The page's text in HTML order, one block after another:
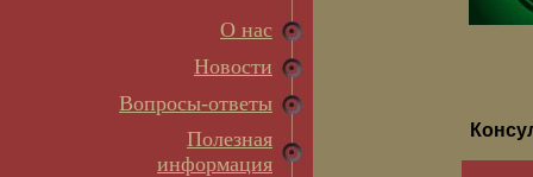
О нас
Новости
Вопросы-ответы
Полезная
информация